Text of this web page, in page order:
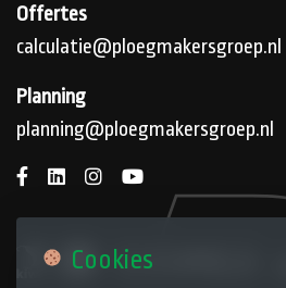
Offertes
calculatie@ploegmakersgroep.nl
Planning
planning@ploegmakersgroep.nl
Cookies